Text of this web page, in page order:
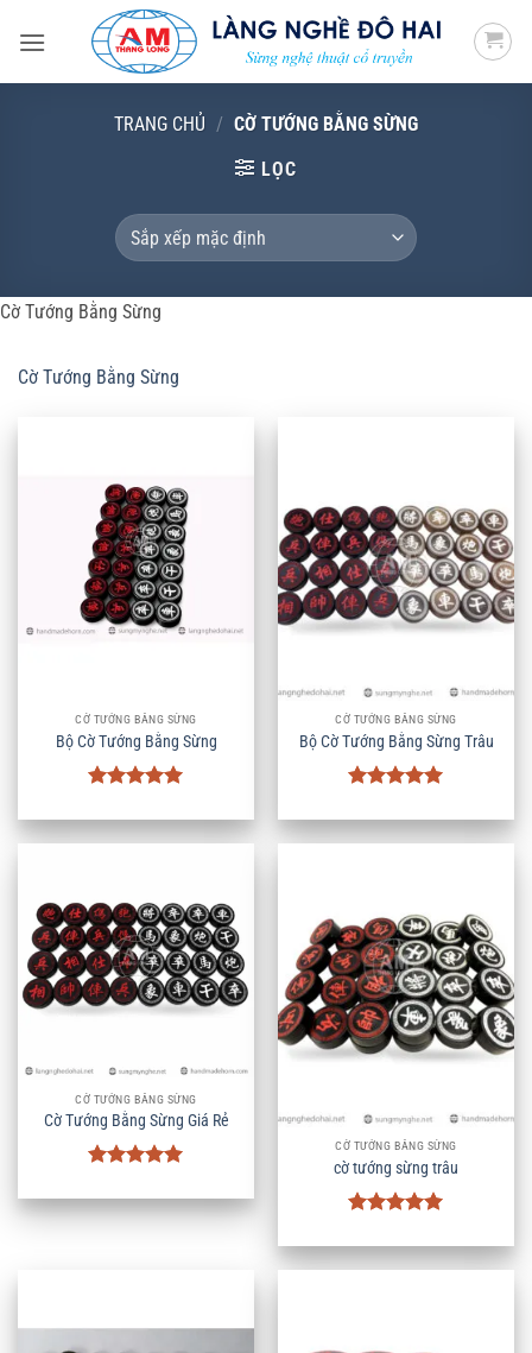
qua
TRANG CHỦ / CỜ TƯỚNG BẰNG SỪNG
LỌC
Cờ Tướng Bằng Sừng
Cờ Tướng Bằng Sừng
CỜ TƯỚNG BẰNG SỪNG
Bộ Cờ Tướng Bằng Sừng
hạng55
sao
CỜ TƯỚNG BẰNG SỪNG
Bộ Cờ Tướng Bằng Sừng Trâu
hạng55
sao
CỜ TƯỚNG BẰNG SỪNG
Cờ Tướng Bằng Sừng Giá Rẻ
hạng55
CỜ TƯỚNG BẰNG SỪNG
cờ tướng sừng trâu
hạng55
sao